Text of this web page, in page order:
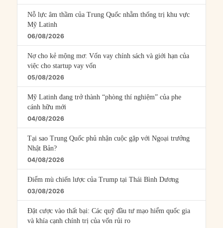
Nỗ lực âm thầm của Trung Quốc nhằm thống trị khu vực
Mỹ Latinh
06/08/2026
Nợ cho kẻ mộng mơ: Vốn vay chính sách và giới hạn của
việc cho startup vay vốn
05/08/2026
Mỹ Latinh đang trở thành “phòng thí nghiệm” của phe
cánh hữu mới
04/08/2026
Tại sao Trung Quốc phủ nhận cuộc gặp với Ngoại trưởng
Nhật Bản?
04/08/2026
Điểm mù chiến lược của Trump tại Thái Bình Dương
03/08/2026
Đặt cược vào thất bại: Các quỹ đầu tư mạo hiểm quốc gia
và khía cạnh chính trị của vốn rủi ro